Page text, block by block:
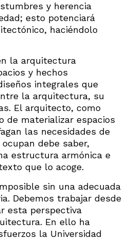
y herencia
esto potenciará
haciéndolo
la arquitectura
y hechos
integrales que
la arquitectura, su
El arquitecto, como
de materializar espacios
las necesidades de
debe saber,
estructura armónica e
que lo acoge.
sin una adecuada
Debemos trabajar desde
esta perspectiva
En ello ha
la Universidad